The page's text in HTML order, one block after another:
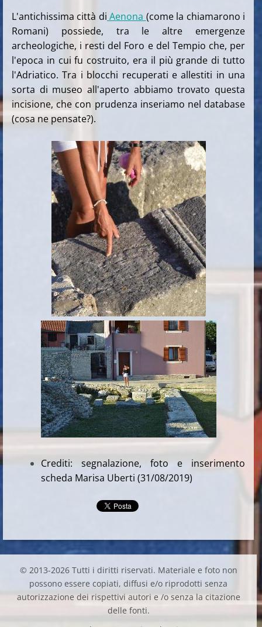
L'antichissima città di Aenona (come la chiamarono i
Romani) possiede, tra le altre emergenze
archeologiche, i resti del Foro e del Tempio che, per
l'epoca in cui fu costruito, era il più grande di tutto
l'Adriatico. Tra i blocchi recuperati e allestiti in una
sorta di museo all'aperto abbiamo trovato questa
incisione, che con prudenza inseriamo nel database
(cosa ne pensate?).
Crediti: segnalazione, foto e inserimento
scheda Marisa Uberti (31/08/2019)
© 2013-2026 Tutti i diritti riservati. Materiale e foto non
possono essere copiati, diffusi e/o riprodotti senza
autorizzazione dei rispettivi autori e /o senza la citazione
delle fonti.